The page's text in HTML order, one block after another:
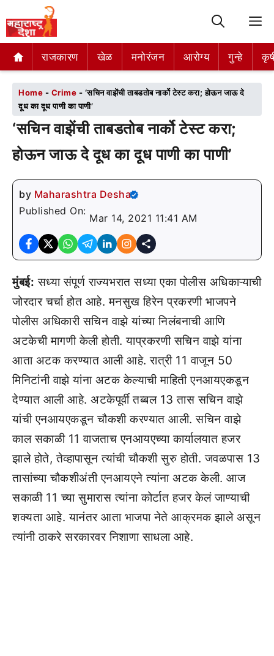
राजकारण खेळ मनोरंजन आरोग्य गुन्हे
राजकारण खेळ मनोरंजन आरोग्य गुन्हे
Home - Crime - ‘सचिन वाझेंची ताबडतोब नार्को टेस्ट करा; होऊन जाऊ दे
दूध का दूध पाणी का पाणी’
‘सचिन वाझेंची ताबडतोब नार्को टेस्ट करा;
होऊन जाऊ दे दूध का दूध पाणी का पाणी’
by Maharashtra Desha
Published On:
Mar 14, 2021 11:41 AM
मुंबई: सध्या संपूर्ण राज्यभरात सध्या एका पोलीस अधिकाऱ्याची
जोरदार चर्चा होत आहे. मनसुख हिरेन प्रकरणी भाजपने
पोलीस अधिकारी सचिन वाझे यांच्या निलंबनाची आणि
अटकेची मागणी केली होती. याप्रकरणी सचिन वाझे यांना
आता अटक करण्यात आली आहे. रात्री 11 वाजून 50
मिनिटांनी वाझे यांना अटक केल्याची माहिती एनआयएकडून
देण्यात आली आहे. अटकेपूर्वी तब्बल 13 तास सचिन वाझे
यांची एनआयएकडून चौकशी करण्यात आली. सचिन वाझे
काल सकाळी 11 वाजताच एनआयएच्या कार्यालयात हजर
झाले होते, तेव्हापासून त्यांची चौकशी सुरु होती. जवळपास 13
तासांच्या चौकशीअंती एनआयएने त्यांना अटक केली. आज
सकाळी 11 च्या सुमारास त्यांना कोर्टात हजर केलं जाण्याची
शक्यता आहे. यानंतर आता भाजपा नेते आक्रमक झाले असून
त्यांनी ठाकरे सरकारवर निशाणा साधला आहे.